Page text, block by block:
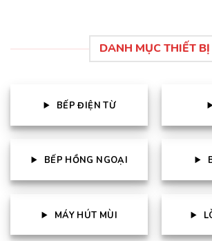
DANH MỤC THIẾT BỊ
BẾP ĐIỆN TỪ
BẾP HỒNG NGOẠI
MÁY HÚT MÙI